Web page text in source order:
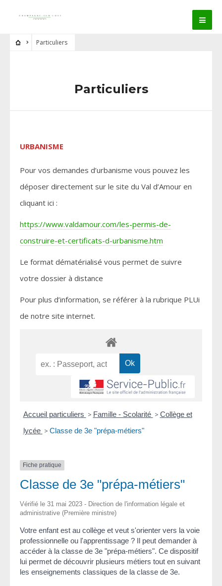
Particuliers
Particuliers
URBANISME
Pour vos demandes d’urbanisme vous pouvez les
déposer directement sur le site du Val d’Amour en
cliquant ici :
https://www.valdamour.com/les-permis-de-
construire-et-certificats-d-urbanisme.htm
Le format dématérialisé vous permet de suivre
votre dossier à distance
Pour plus d’information, se référer à la rubrique PLUi
de notre site internet.
Accueil particuliers > Famille - Scolarité > Collège et
lycée > Classe de 3e "prépa-métiers"
Fiche pratique
Classe de 3e "prépa-métiers"
Vérifié le 31 mai 2023 - Direction de l'information légale et
administrative (Première ministre)
Votre enfant est au collège et veut s'orienter vers la voie
professionnelle ou l'apprentissage ? Il peut demander à
accéder à la classe de 3e "prépa-métiers". Ce dispositif
lui permet de découvrir plusieurs métiers tout en suivant
les enseignements classiques de la classe de 3e.